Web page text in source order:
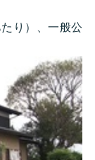
り）、一般公